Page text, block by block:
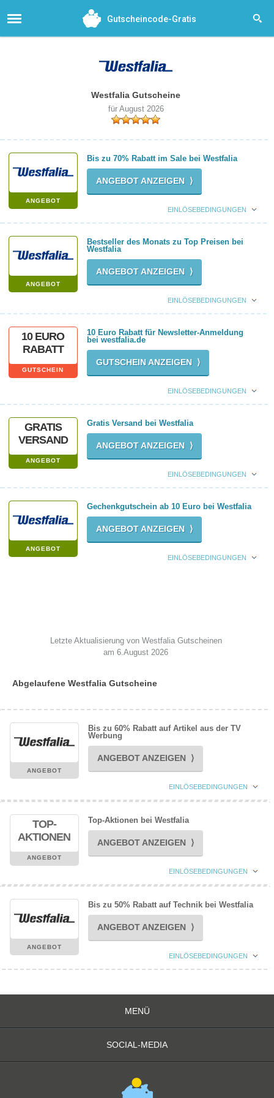
Gutscheincode-Gratis
Westfalia Gutscheine
für August 2026
ANGEBOT
Bis zu 70% Rabatt im Sale bei Westfalia
ANGEBOT ANZEIGEN ⟩
EINLÖSEBEDINGUNGEN
ANGEBOT
Bestseller des Monats zu Top Preisen bei
Westfalia
ANGEBOT ANZEIGEN ⟩
EINLÖSEBEDINGUNGEN
10 EURO
RABATT
GUTSCHEIN
10 Euro Rabatt für Newsletter-Anmeldung
bei westfalia.de
GUTSCHEIN ANZEIGEN ⟩
EINLÖSEBEDINGUNGEN
GRATIS
VERSAND
ANGEBOT
Gratis Versand bei Westfalia
ANGEBOT ANZEIGEN ⟩
EINLÖSEBEDINGUNGEN
ANGEBOT
Gechenkgutschein ab 10 Euro bei Westfalia
ANGEBOT ANZEIGEN ⟩
EINLÖSEBEDINGUNGEN
Letzte Aktualisierung von Westfalia Gutscheinen
am 6.August 2026
Abgelaufene Westfalia Gutscheine
ANGEBOT
Bis zu 60% Rabatt auf Artikel aus der TV
Werbung
ANGEBOT ANZEIGEN ⟩
EINLÖSEBEDINGUNGEN
TOP-
AKTIONEN
ANGEBOT
Top-Aktionen bei Westfalia
ANGEBOT ANZEIGEN ⟩
EINLÖSEBEDINGUNGEN
ANGEBOT
Bis zu 50% Rabatt auf Technik bei Westfalia
ANGEBOT ANZEIGEN ⟩
EINLÖSEBEDINGUNGEN
MENÜ
SOCIAL-MEDIA